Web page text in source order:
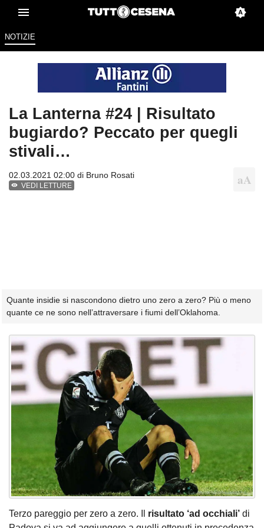
NOTIZIE
La Lanterna #24 | Risultato
bugiardo? Peccato per quegli
stivali…
02.03.2021 02:00 di Bruno Rosati
VEDI LETTURE
Quante insidie si nascondono dietro uno zero a zero? Più o meno
quante ce ne sono nell’attraversare i fiumi dell’Oklahoma.
Terzo pareggio per zero a zero. Il risultato ‘ad occhiali’ di